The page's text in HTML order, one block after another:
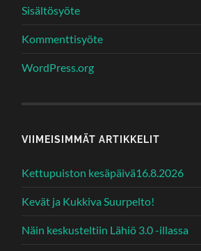
Sisältösyöte
Kommenttisyöte
WordPress.org
VIIMEISIMMÄT ARTIKKELIT
Kettupuiston kesäpäivä16.8.2026
Kevät ja Kukkiva Suurpelto!
Näin keskusteltiin Lähiö 3.0 -illassa